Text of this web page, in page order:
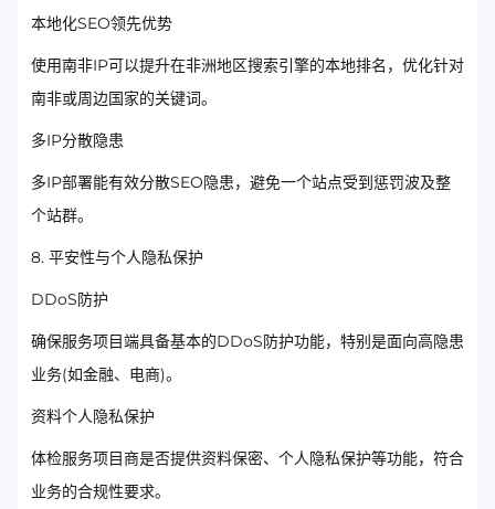
本地化SEO领先优势
使用南非IP可以提升在非洲地区搜索引擎的本地排名，优化针对
南非或周边国家的关键词。
多IP分散隐患
多IP部署能有效分散SEO隐患，避免一个站点受到惩罚波及整
个站群。
8. 平安性与个人隐私保护
DDoS防护
确保服务项目端具备基本的DDoS防护功能，特别是面向高隐患
业务(如金融、电商)。
资料个人隐私保护
体检服务项目商是否提供资料保密、个人隐私保护等功能，符合
业务的合规性要求。